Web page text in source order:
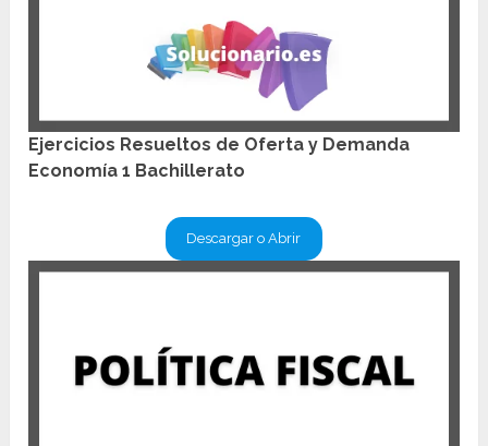
Ejercicios Resueltos de Oferta y Demanda
Economía 1 Bachillerato
Descargar o Abrir